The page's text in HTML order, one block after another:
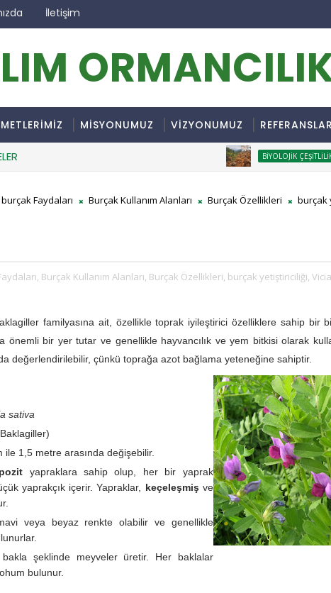
İletişim
MİSYONUMUZ VİZYONUMUZ
BIYOLOJIK ÇEŞITLILIK KAYBI
burçak Faydaları Burçak Kullanım Alanları Burçak Özellikleri burçak
Burçak Kullanım Alanları, Burçak Özellikleri, burçak yetiştiriciliği,
familyasına ait, özellikle toprak iyileştirici özelliklere sahip bir
önemli bir yer tutar ve genellikle hayvancılık ve yem bitkisi olarak
değerlendirilebilir, çünkü toprağa azot bağlama yeteneğine sahiptir.
sativa
ile 1,5 metre arasında değişebilir.
yapraklara sahip olup, her bir yaprak
yaprakçık içerir. Yapraklar, keçeleşmiş ve
veya beyaz renkte olabilir ve genellikle
bakla şeklinde meyveler üretir. Her baklalar
bulunur.